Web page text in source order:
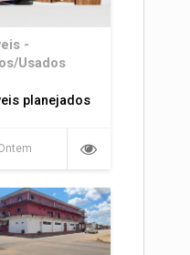
-
Usados
planejados